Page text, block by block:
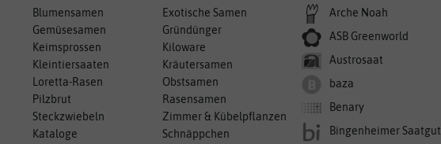
Blumensamen
Exotische Samen
Gemüsesamen
Gründünger
Keimsprossen
Kiloware
Kleintiersaaten
Kräutersamen
Loretta-Rasen
Obstsamen
Pilzbrut
Rasensamen
Steckzwiebeln
Zimmer & Kübelpflanzen
Kataloge
Schnäppchen
Arche Noah
ASB Greenworld
Austrosaat
baza
Benary
Bingenheimer Saatgut